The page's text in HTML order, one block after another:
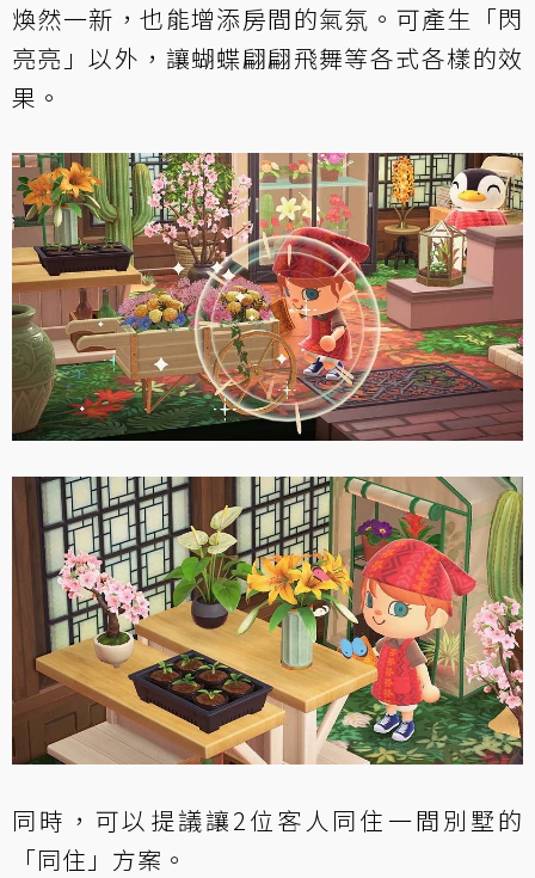
煥然一新，也能增添房間的氣氛。可產生「閃
亮亮」以外，讓蝴蝶翩翩飛舞等各式各樣的效
果。
同時，可以提議讓2位客人同住一間別墅的
「同住」方案。